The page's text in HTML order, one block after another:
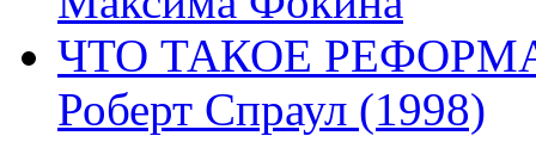
ЧТО ТАКОЕ
Роберт Спраул (1998)